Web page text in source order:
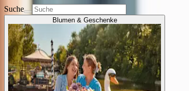
Suche
Blumen & Geschenke